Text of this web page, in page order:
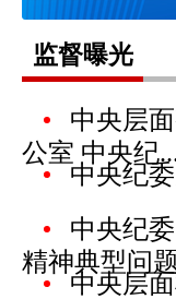
监督曝光
中央层
公室 中央纪
中央纪
中央纪
精神典型问
中央层